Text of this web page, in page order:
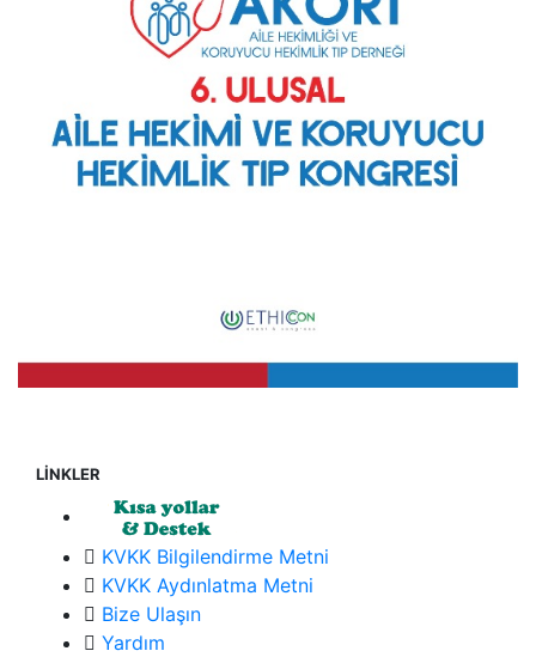
LİNKLER
KVKK Bilgilendirme Metni
KVKK Aydınlatma Metni
Bize Ulaşın
Yardım